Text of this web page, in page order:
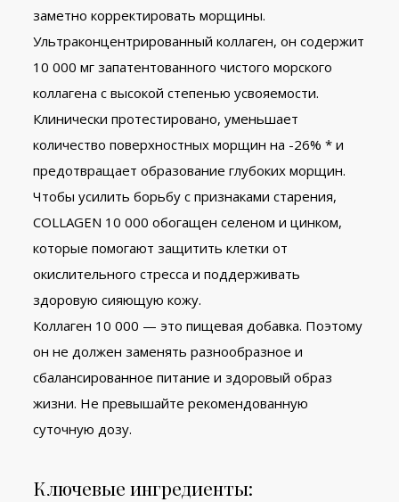
заметно корректировать морщины.
Ультраконцентрированный коллаген, он содержит
10 000 мг запатентованного чистого морского
коллагена с высокой степенью усвояемости.
Клинически протестировано, уменьшает
количество поверхностных морщин на -26% * и
предотвращает образование глубоких морщин.
Чтобы усилить борьбу с признаками старения,
COLLAGEN 10 000 обогащен селеном и цинком,
которые помогают защитить клетки от
окислительного стресса и поддерживать
здоровую сияющую кожу.
Коллаген 10 000 — это пищевая добавка. Поэтому
он не должен заменять разнообразное и
сбалансированное питание и здоровый образ
жизни. Не превышайте рекомендованную
суточную дозу.
Ключевые ингредиенты: